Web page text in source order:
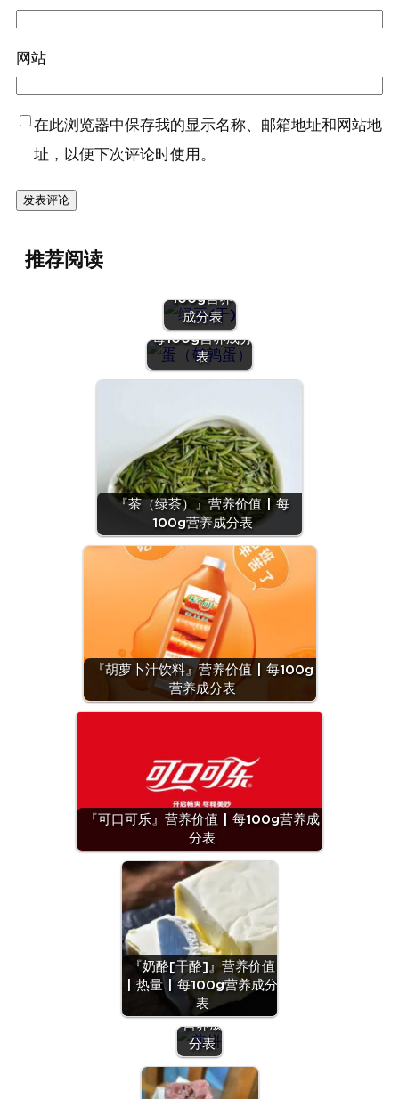
网站
在此浏览器中保存我的显示名称、邮箱地址和网站地
址，以便下次评论时使用。
推荐阅读
100g营养
成分表
『蛋（鹌鹑
蛋）』营养价值 |
每100g营养成分
表
『茶（绿茶）』营养价值 | 每
100g营养成分表
『胡萝卜汁饮料』营养价值 | 每100g
营养成分表
『可口可乐』营养价值 | 每100g营养成
分表
『奶酪[干酪]』营养价值
| 热量 | 每100g营养成分
表
『煎
饼』营
养价值
| 每
100g
营养成
分表